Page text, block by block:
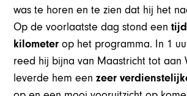
was te horen en te zien dat hij het
Op de voorlaatste dag stond een
kilometer op het programma. In 1
reed hij bijna van Maastricht tot aan
leverde hem een zeer